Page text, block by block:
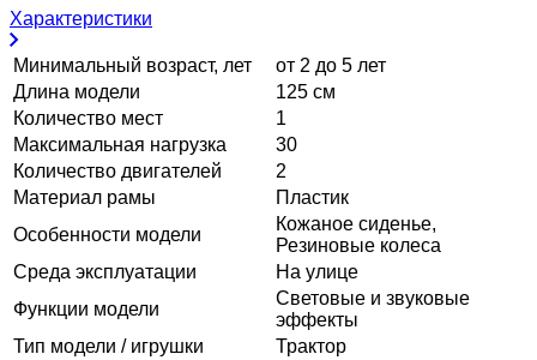
Характеристики
Минимальный возраст, лет
от 2 до 5 лет
Длина модели
125 см
Количество мест
1
Максимальная нагрузка
30
Количество двигателей
2
Материал рамы
Пластик
Особенности модели
Кожаное сиденье,
Резиновые колеса
Среда эксплуатации
На улице
Функции модели
Световые и звуковые
эффекты
Тип модели / игрушки
Трактор